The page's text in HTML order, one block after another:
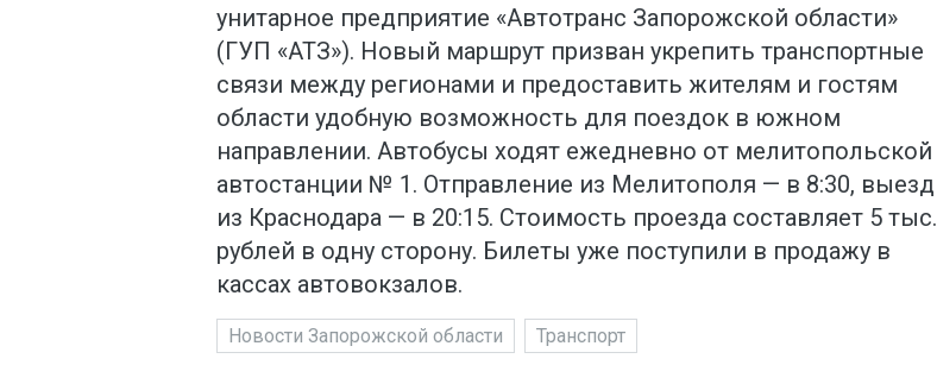
унитарное предприятие «Автотранс Запорожской области»
(ГУП «АТЗ»). Новый маршрут призван укрепить транспортные
связи между регионами и предоставить жителям и гостям
области удобную возможность для поездок в южном
направлении. Автобусы ходят ежедневно от мелитопольской
автостанции № 1. Отправление из Мелитополя — в 8:30, выезд
из Краснодара — в 20:15. Стоимость проезда составляет 5 тыс.
рублей в одну сторону. Билеты уже поступили в продажу в
кассах автовокзалов.
Новости Запорожской области Транспорт